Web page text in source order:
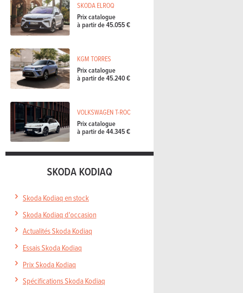
SKODA ELROQ
Prix catalogue
à partir de 45.055 €
KGM TORRES
Prix catalogue
à partir de 45.240 €
VOLKSWAGEN T-ROC
Prix catalogue
à partir de 44.345 €
SKODA KODIAQ
Skoda Kodiaq en stock
Skoda Kodiaq d'occasion
Actualités Skoda Kodiaq
Essais Skoda Kodiaq
Prix Skoda Kodiaq
Spécifications Skoda Kodiaq